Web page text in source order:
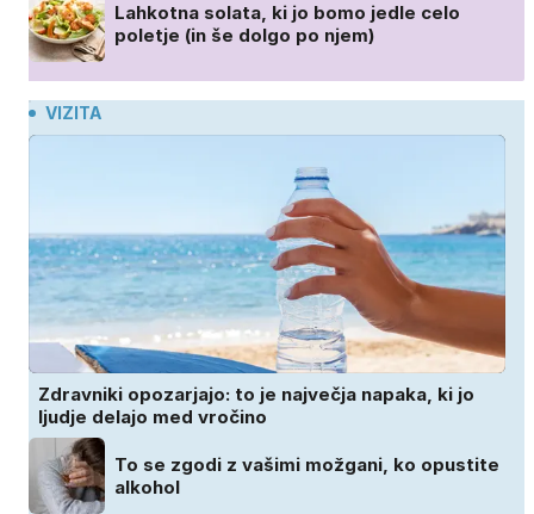
Lahkotna solata, ki jo bomo jedle celo
poletje (in še dolgo po njem)
VIZITA
Zdravniki opozarjajo: to je največja napaka, ki jo
ljudje delajo med vročino
To se zgodi z vašimi možgani, ko opustite
alkohol